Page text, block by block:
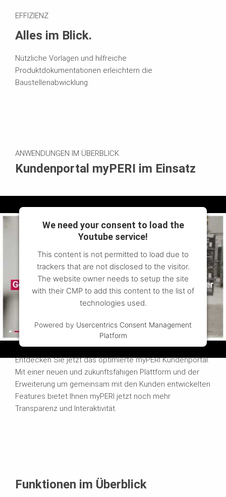
EFFIZIENZ
Alles im Blick.
Nützliche Vorlagen und hilfreiche
Produktdokumentationen erleichtern die
Baustellenabwicklung.
ANWENDUNGEN IM ÜBERBLICK
Kundenportal myPERI im Einsatz
We need your consent to load the
Youtube service!
This content is not permitted to load due to
trackers that are not disclosed to the visitor.
The website owner needs to setup the site
with their CMP to add this content to the list of
technologies used.
Powered by Usercentrics Consent Management
Platform
Das myPERI Kundenportal
Entdecken Sie jetzt das optimierte myPERI Kundenportal.
Mit einer neuen und zukunftsfähigen Plattform und der
Erweiterung um gemeinsam mit den Kunden entwickelten
Features bietet Ihnen myPERI jetzt noch mehr
Transparenz und Interaktivität.
Funktionen im Überblick